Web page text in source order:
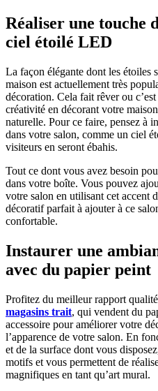
Réaliser une touche
ciel étoilé LED
La façon élégante dont les étoiles
maison est actuellement très
décoration. Cela fait rêver ou
créativité en décorant votre
naturelle. Pour ce faire, pensez à
dans votre salon, comme un ciel
visiteurs en seront ébahis.
Tout ce dont vous avez besoin
dans votre boîte. Vous pouvez
votre salon en utilisant cet accent
décoratif parfait à ajouter à ce
confortable.
Instaurer une
avec du papier peint
Profitez du meilleur rapport
magasins trait, qui vendent du
accessoire pour améliorer votre
l’apparence de votre salon. En
et de la surface dont vous
motifs et vous permettent de
magnifiques en tant qu’art mural.